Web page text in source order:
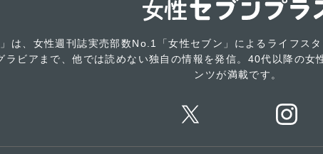
」は、女性週刊誌実売部数No.1「女性セブン」によるライフス
ラビアまで、他では読めない独自の情報を発信。40代以降の
ンツが満載です。